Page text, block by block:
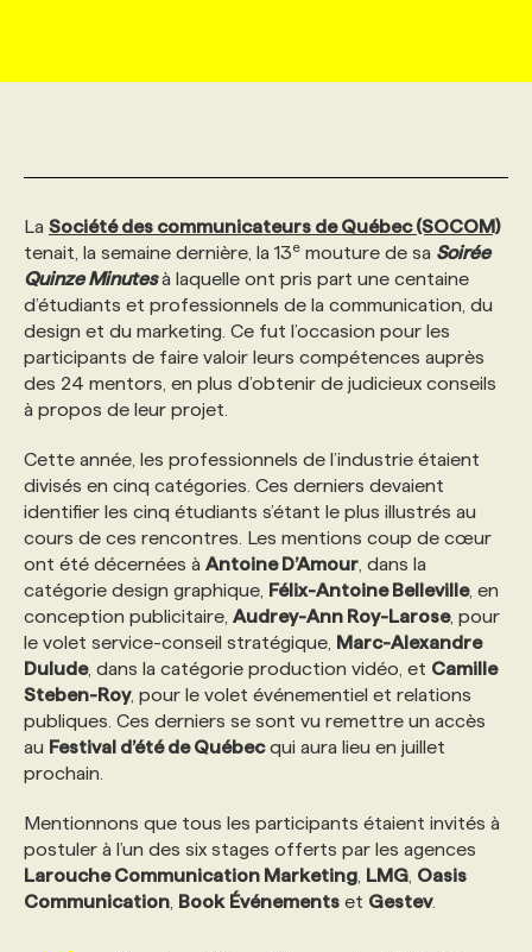
PRIX ET DISTINCTIONS
TENDANCES
GEO/SEO
ÉVÉNEMENTIEL
ANNONCEZ AVEC NOUS
FAQ
ANNONCEZ AVEC NOUS
ANNONCEZ AVEC NOUS
NOS PARCOURS DE FORMATIONS
FORMATIONS PERSONNALISÉES
NOS FORMATEUR‧RICES
NOS TARIFS
PROGRAMMES DE SUBVENTIONS
FAQ
ANNONCEZ AVEC NOUS
SERVICE DE CHASSE DE TÊTE
NOS TARIFS
NOS EXPERTISES
ANNONCEZ AVEC NOUS
La Société des communicateurs de Québec (SOCOM)
tenait, la semaine dernière, la 13e mouture de sa Soirée
Quinze Minutesà laquelle ont pris part une centaine
d’étudiants et professionnels de la communication, du
design et du marketing. Ce fut l’occasion pour les
participants de faire valoir leurs compétences auprès
des 24 mentors, en plus d’obtenir de judicieux conseils
à propos de leur projet.
Cette année, les professionnels de l’industrie étaient
divisés en cinq catégories. Ces derniers devaient
identifier les cinq étudiants s’étant le plus illustrés au
cours de ces rencontres. Les mentions coup de cœur
ont été décernées à Antoine D’Amour , dans la
catégorie design graphique, Félix-Antoine Belleville, en
conception publicitaire, Audrey-Ann Roy-Larose, pour
le volet service-conseil stratégique, Marc-Alexandre
Dulude, dans la catégorie production vidéo, et Camille
Steben-Roy, pour le volet événementiel et relations
publiques. Ces derniers se sont vu remettre un accès
au Festival d’été de Québecqui aura lieu en juillet
prochain.
Mentionnons que tous les participants étaient invités à
postuler à l’un des six stages offerts par les agences
Larouche Communication Marketing LMG Oasis
Communication Book Événements et Gestev.